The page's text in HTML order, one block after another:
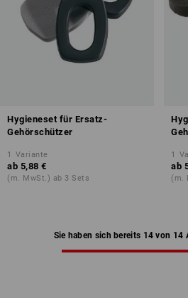
Hygieneset für Ersatz-
Gehörschützer
1 Variante
ab 5,88 €
(m. MwSt.) ab 3 Sets
1
ab
(m.
Sie haben sich bereits 14 von 14